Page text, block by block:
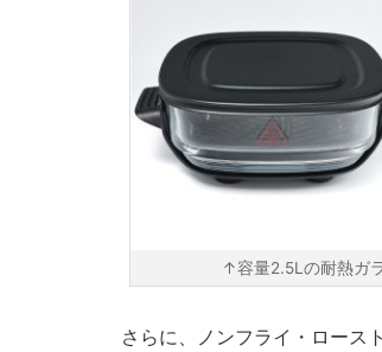
↑容量2.5Lの耐熱ガ
さらに、ノンフライ・ロース